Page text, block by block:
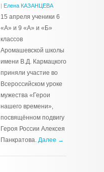
| Елена КАЗАНЦЕВА
15 апреля ученики 6
«А» и 9 «А» и «Б»
классов
Аромашевской школы
имени В.Д. Кармацкого
приняли участие во
Всероссийском уроке
мужества «Герои
нашего времени»,
посвящённом подвигу
Героя России Алексея
Панкратова. Далее →